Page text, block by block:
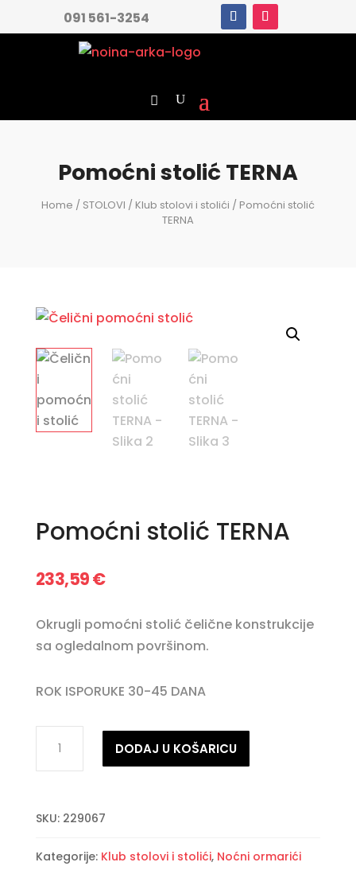
091 561-3254
Pomoćni stolić TERNA
Home / STOLOVI / Klub stolovi i stolići / Pomoćni stolić
TERNA
Pomoćni stolić TERNA
233,59€
Okrugli pomoćni stolić čelične konstrukcije
sa ogledalnom površinom.
ROK ISPORUKE 30-45 DANA
stolić
DODAJ U KOŠARICU
SKU: 229067
Kategorije: Klub stolovi i stolići, Noćni ormarići